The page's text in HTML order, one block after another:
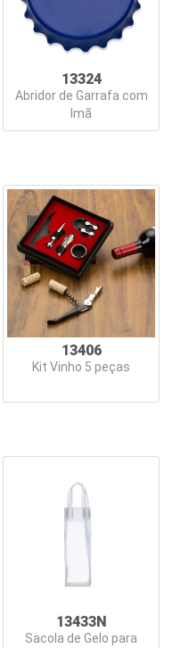
13324
Abridor de Garrafa com
Imã
13406
Kit Vinho 5 peças
13433N
Sacola de Gelo para